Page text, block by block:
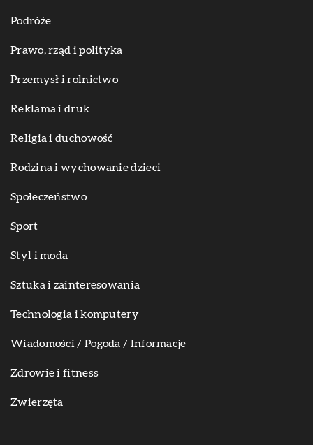
Podróże
Prawo, rząd i polityka
Przemysł i rolnictwo
Reklama i druk
Religia i duchowość
Rodzina i wychowanie dzieci
Społeczeństwo
Sport
Styl i moda
Sztuka i zainteresowania
Technologia i komputery
Wiadomości / Pogoda / Informacje
Zdrowie i fitness
Zwierzęta